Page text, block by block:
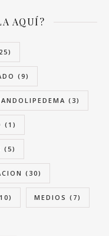
AQUÍ?
(9)
(3)
(1)
(5)
(30)
MEDIOS (7)